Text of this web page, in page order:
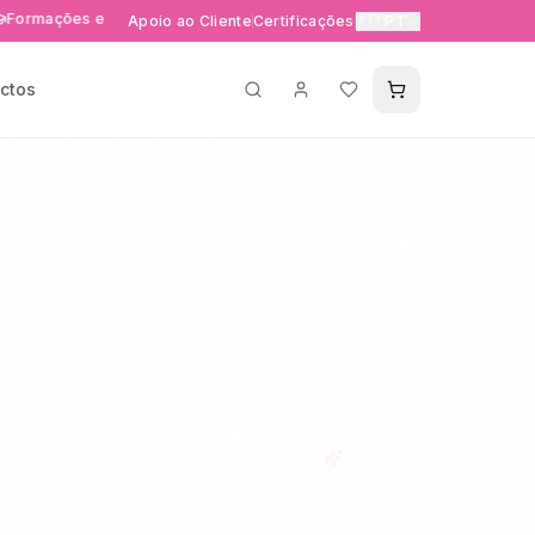
e eventos exclusivos Entrega rápida 24-48h em
Apoio ao ClienteCertificações🇵🇹